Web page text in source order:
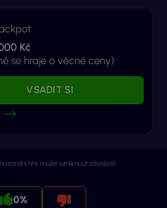
Kč
se hraje o věcné ceny)
VSADIT SI
hře může vzniknout závislost.
0%